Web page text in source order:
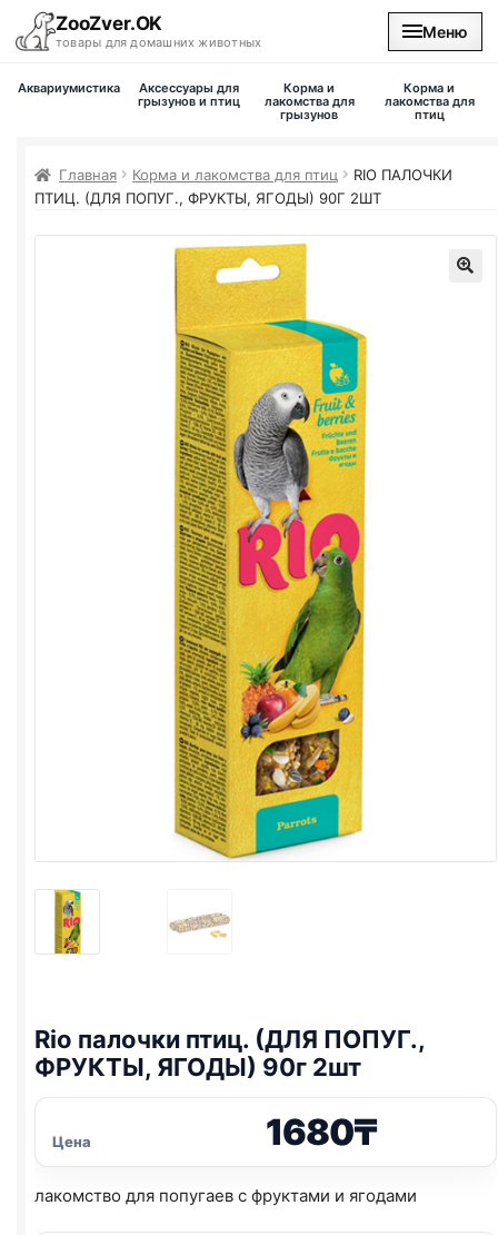
ZooZver.OK
товары для домашних животных
Меню
На главную
Аквариумистика
Аксессуары для
грызунов и птиц
Корма и
лакомства для
грызунов
Корма и
лакомства для
птиц
Главная Корма и лакомства для птиц RIO ПАЛОЧКИ
ПТИЦ. (ДЛЯ ПОПУГ., ФРУКТЫ, ЯГОДЫ) 90Г 2ШТ
Rio палочки птиц. (ДЛЯ ПОПУГ.,
ФРУКТЫ, ЯГОДЫ) 90г 2шт
Цена 1680₸
лакомство для попугаев с фруктами и ягодами